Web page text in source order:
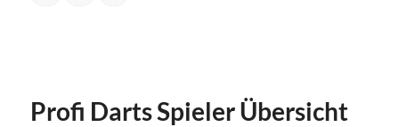
Profi Darts Spieler Übersicht